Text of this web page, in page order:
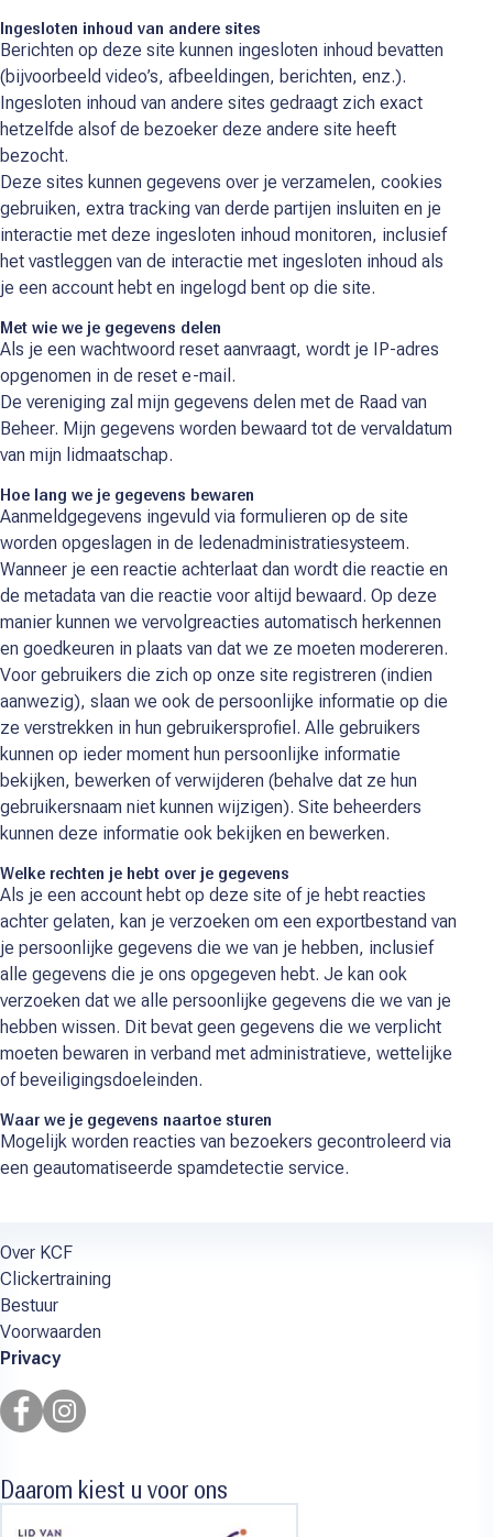
Ingesloten inhoud van andere sites
Berichten op deze site kunnen ingesloten inhoud bevatten
(bijvoorbeeld video’s, afbeeldingen, berichten, enz.).
Ingesloten inhoud van andere sites gedraagt zich exact
hetzelfde alsof de bezoeker deze andere site heeft
bezocht.
Deze sites kunnen gegevens over je verzamelen, cookies
gebruiken, extra tracking van derde partijen insluiten en je
interactie met deze ingesloten inhoud monitoren, inclusief
het vastleggen van de interactie met ingesloten inhoud als
je een account hebt en ingelogd bent op die site.
Met wie we je gegevens delen
Als je een wachtwoord reset aanvraagt, wordt je IP-adres
opgenomen in de reset e-mail.
De vereniging zal mijn gegevens delen met de Raad van
Beheer. Mijn gegevens worden bewaard tot de vervaldatum
van mijn lidmaatschap.
Hoe lang we je gegevens bewaren
Aanmeldgegevens ingevuld via formulieren op de site
worden opgeslagen in de ledenadministratiesysteem.
Wanneer je een reactie achterlaat dan wordt die reactie en
de metadata van die reactie voor altijd bewaard. Op deze
manier kunnen we vervolgreacties automatisch herkennen
en goedkeuren in plaats van dat we ze moeten modereren.
Voor gebruikers die zich op onze site registreren (indien
aanwezig), slaan we ook de persoonlijke informatie op die
ze verstrekken in hun gebruikersprofiel. Alle gebruikers
kunnen op ieder moment hun persoonlijke informatie
bekijken, bewerken of verwijderen (behalve dat ze hun
gebruikersnaam niet kunnen wijzigen). Site beheerders
kunnen deze informatie ook bekijken en bewerken.
Welke rechten je hebt over je gegevens
Als je een account hebt op deze site of je hebt reacties
achter gelaten, kan je verzoeken om een exportbestand van
je persoonlijke gegevens die we van je hebben, inclusief
alle gegevens die je ons opgegeven hebt. Je kan ook
verzoeken dat we alle persoonlijke gegevens die we van je
hebben wissen. Dit bevat geen gegevens die we verplicht
moeten bewaren in verband met administratieve, wettelijke
of beveiligingsdoeleinden.
Waar we je gegevens naartoe sturen
Mogelijk worden reacties van bezoekers gecontroleerd via
een geautomatiseerde spamdetectie service.
Over KCF
Clickertraining
Bestuur
Voorwaarden
Privacy
Daarom kiest u voor ons